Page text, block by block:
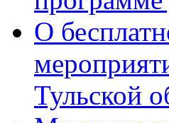
О
Тульской